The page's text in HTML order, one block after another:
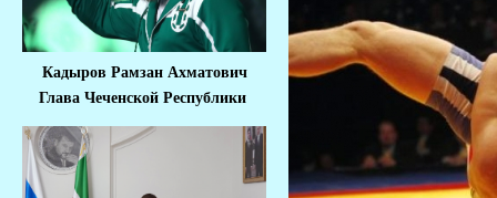
Кадыров Рамзан Ахматович
Глава Чеченской Республики